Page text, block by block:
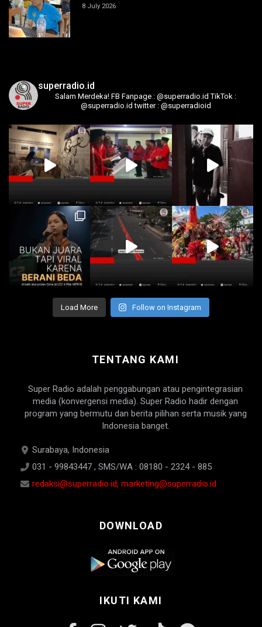
8 July 2026
superradio.id
Salam Merdeka! FB Fanpage : @superradio.id TikTok :
@superradio.id twitter : @superradioid
Load More Follow on Instagram
TENTANG KAMI
Super Radio adalah penggabungan atau pengintegrasian
media (konvergensi media). Super Radio hadir dengan
program yang bermutu dan berita pilihan serta musik yang
Indonesia banget.
Surabaya, Indonesia
031 - 99843447 , SMS/WA : 08180 - 2324 - 885
redaksi@superradio.id, marketing@superradio.id
DOWNLOAD
IKUTI KAMI